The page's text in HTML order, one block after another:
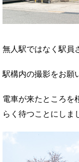
無人駅ではなく駅員
駅構内の撮影をお願
電車が来たところを
らく待つことにしま